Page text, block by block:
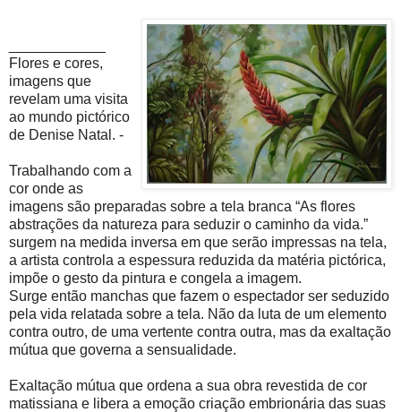
Flores e cores,
imagens que
revelam uma visita
ao mundo pictórico
de Denise Natal. -
Trabalhando com a
cor onde as
imagens são preparadas sobre a tela branca “As flores
abstrações da natureza para seduzir o caminho da vida.”
surgem na medida inversa em que serão impressas na tela,
a artista controla a espessura reduzida da matéria pictórica,
impõe o gesto da pintura e congela a imagem.
Surge então manchas que fazem o espectador ser seduzido
pela vida relatada sobre a tela. Não da luta de um elemento
contra outro, de uma vertente contra outra, mas da exaltação
mútua que governa a sensualidade.
Exaltação mútua que ordena a sua obra revestida de cor
matissiana e libera a emoção criação embrionária das suas